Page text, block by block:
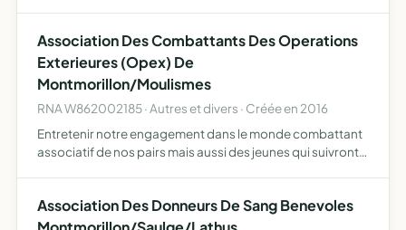
Association Des Combattants Des Operations
Exterieures (Opex) De
Montmorillon/Moulismes
RNA W862002185 · Autres et divers · Créée en 2016
Entretenir notre engagement dans le monde combattant
associatif de nos pairs mais aussi des jeunes qui suivront
Association Des Donneurs De Sang Benevoles